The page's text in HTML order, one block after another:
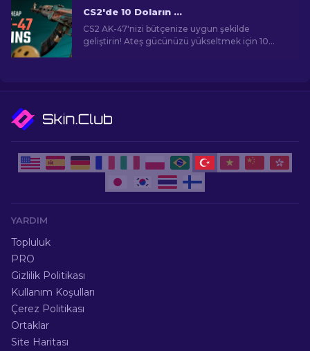
CS2'de 10 Doların Altında En İyi Ucuz AK-47 Skinleri
CS2 AK-47'nizi bütçenize uygun şekilde
geliştirin! Ateş gücünüzü yükseltmek için 10
YARDIM
Topluluk
PRO
Gizlilik Politikası
Kullanım Koşulları
Çerez Politikası
Ortaklar
Site Haritası